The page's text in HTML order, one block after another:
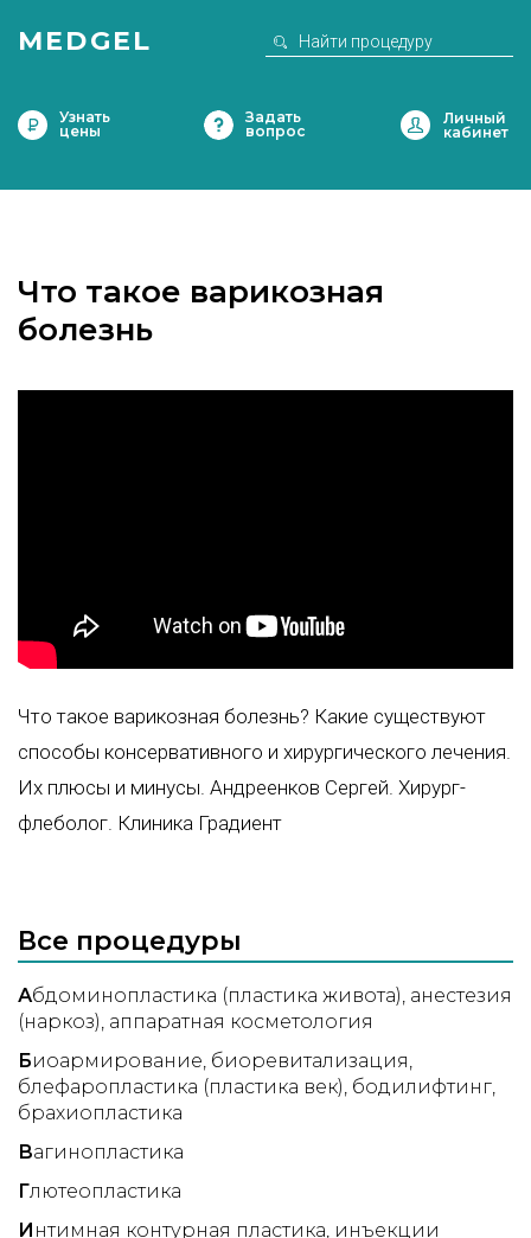
MEDGEL
Узнать
цены
Задать
вопрос
Что такое варикозная
болезнь
Что такое варикозная болезнь? Какие существуют
способы консервативного и хирургического лечения.
Их плюсы и минусы. Андреенков Сергей. Хирург-
флеболог. Клиника Градиент
Все процедуры
Абдоминопластика (пластика живота) анестезия
(наркоз) аппаратная косметология
Биоармирование биоревитализация
блефаропластика (пластика век) бодилифтинг
брахиопластика
Вагинопластика
Глютеопластика
И нтимная контурная пластика инъекции